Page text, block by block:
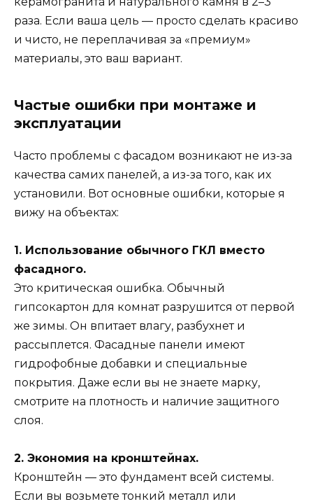
раза. Если ваша цель — просто сделать красиво
и чисто, не переплачивая за «премиум»
материалы, это ваш вариант.
Частые ошибки при монтаже и
эксплуатации
Часто проблемы с фасадом возникают не из-за
качества самих панелей, а из-за того, как их
установили. Вот основные ошибки, которые я
вижу на объектах:
1. Использование обычного ГКЛ вместо
фасадного.
Это критическая ошибка. Обычный
гипсокартон для комнат разрушится от первой
же зимы. Он впитает влагу, разбухнет и
рассыплется. Фасадные панели имеют
гидрофобные добавки и специальные
покрытия. Даже если вы не знаете марку,
смотрите на плотность и наличие защитного
слоя.
2. Экономия на кронштейнах.
Кронштейн — это фундамент всей системы.
Если вы возьмете тонкий металл или